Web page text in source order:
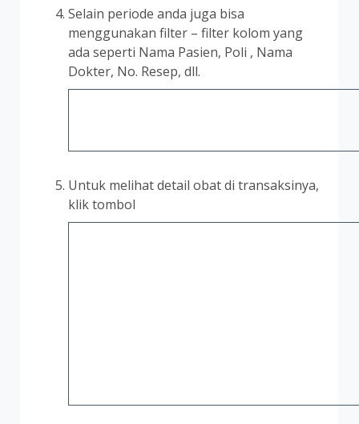
Selain periode anda juga bisa
menggunakan filter – filter kolom yang
ada seperti Nama Pasien, Poli , Nama
Dokter, No. Resep, dll.
Untuk melihat detail obat di transaksinya,
klik tombol